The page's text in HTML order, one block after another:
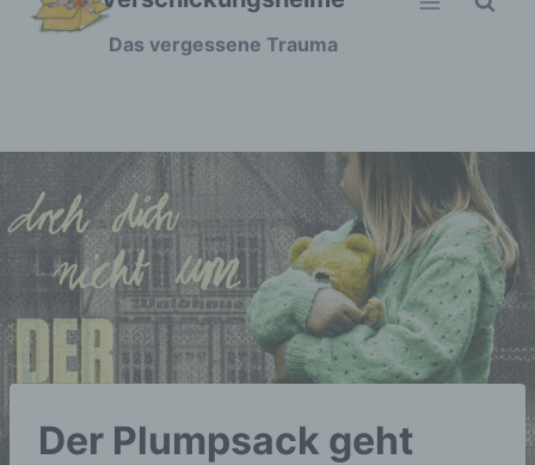
Zum
Das vergessene Trauma
Der Plumpsack geht